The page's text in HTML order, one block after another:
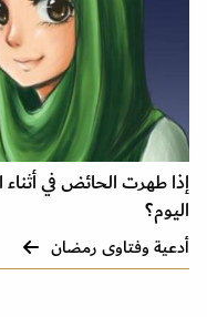
إذا طهرت الحائض في
اليوم؟
أدعية وفتاوى رمضان